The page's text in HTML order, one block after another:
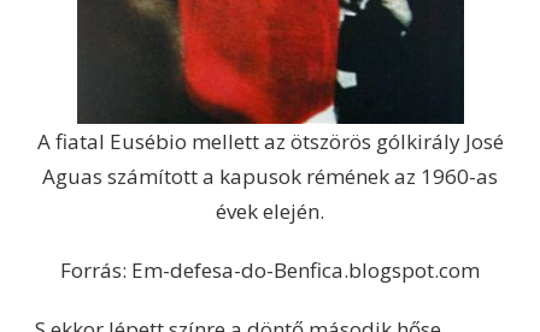
A fiatal Eusébio mellett az ötszörös gólkirály José
Aguas számított a kapusok rémének az 1960-as
évek elején.
Forrás: Em-defesa-do-Benfica.blogspot.com